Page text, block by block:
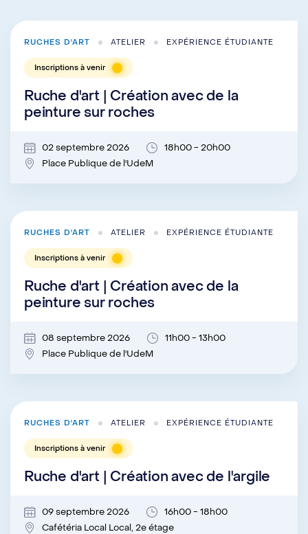
RUCHES D'ART ATELIER EXPÉRIENCE ÉTUDIANTE
Inscriptions à venir
Ruche d'art | Création avec de la
peinture sur roches
02 septembre 2026
18h00 - 20h00
Place Publique de l'UdeM
RUCHES D'ART ATELIER EXPÉRIENCE ÉTUDIANTE
Inscriptions à venir
Ruche d'art | Création avec de la
peinture sur roches
08 septembre 2026
11h00 - 13h00
Place Publique de l'UdeM
RUCHES D'ART ATELIER EXPÉRIENCE ÉTUDIANTE
Inscriptions à venir
Ruche d'art | Création avec de l'argile
09 septembre 2026
16h00 - 18h00
Cafétéria Local Local, 2e étage